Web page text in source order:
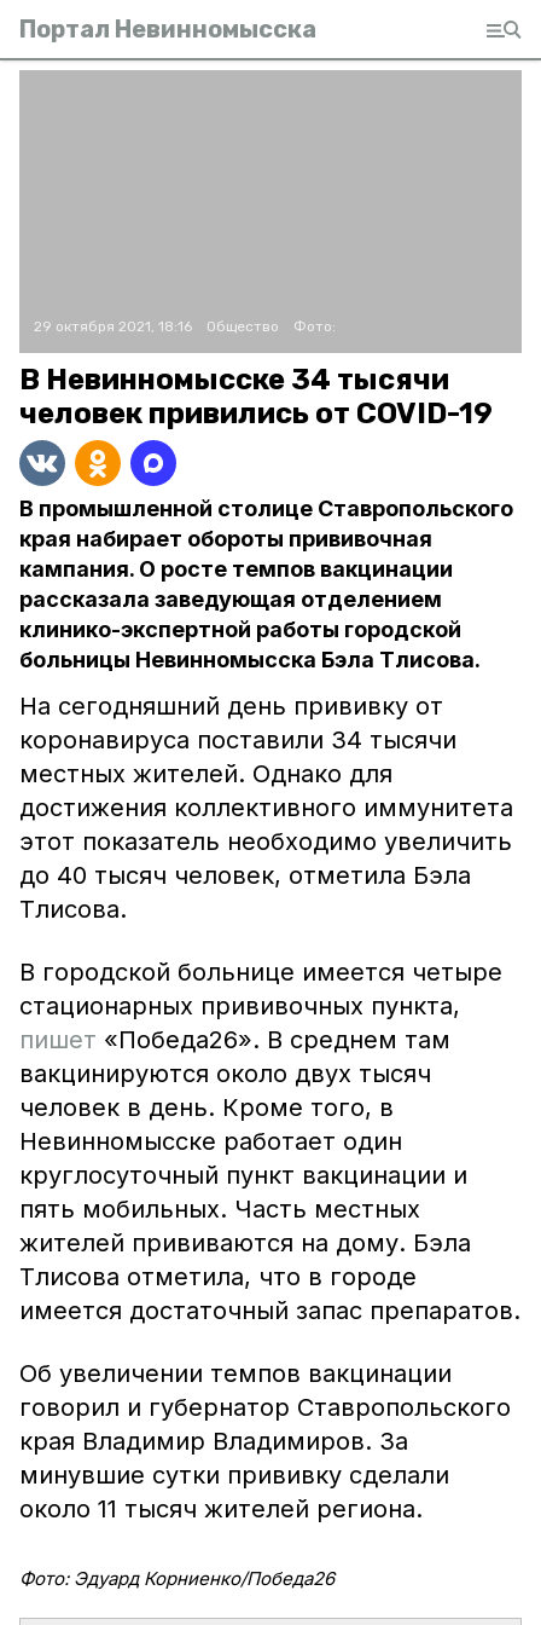
Портал Невинномысска
29 октября 2021, 18:16 Общество Фото:
В Невинномысске 34 тысячи
человек привились от COVID-19
В промышленной столице Ставропольского
края набирает обороты прививочная
кампания. О росте темпов вакцинации
рассказала заведующая отделением
клинико-экспертной работы городской
больницы Невинномысска Бэла Тлисова.
На сегодняшний день прививку от
коронавируса поставили 34 тысячи
местных жителей. Однако для
достижения коллективного иммунитета
этот показатель необходимо увеличить
до 40 тысяч человек, отметила Бэла
Тлисова.
В городской больнице имеется четыре
стационарных прививочных пункта,
пишет «Победа26». В среднем там
вакцинируются около двух тысяч
человек в день. Кроме того, в
Невинномысске работает один
круглосуточный пункт вакцинации и
пять мобильных. Часть местных
жителей прививаются на дому. Бэла
Тлисова отметила, что в городе
имеется достаточный запас препаратов.
Об увеличении темпов вакцинации
говорил и губернатор Ставропольского
края Владимир Владимиров. За
минувшие сутки прививку сделали
около 11 тысяч жителей региона.
Фото: Эдуард Корниенко/Победа26